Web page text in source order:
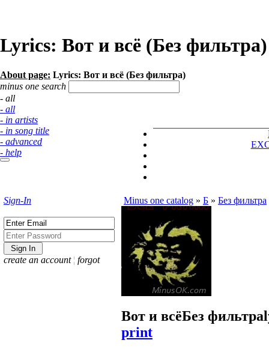
Lyrics: Вот и всё (Без фильтра)
About page: Lyrics: Вот и всё (Без фильтра)
minus one search
- all
- all
- in artists
- in song title
- advanced
- help
Sign-In
create an account ¦ forgot
Minus one catalog » Б » Без фильтра
Вот и всёБез фильтра
print